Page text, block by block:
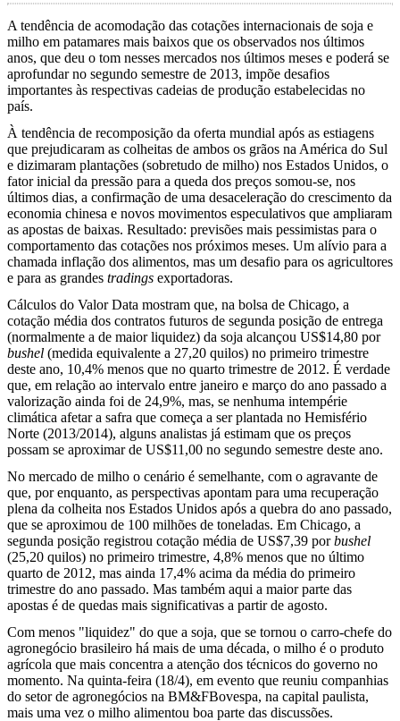
A tendência de acomodação das cotações internacionais de soja e
milho em patamares mais baixos que os observados nos últimos
anos, que deu o tom nesses mercados nos últimos meses e poderá se
aprofundar no segundo semestre de 2013, impõe desafios
importantes às respectivas cadeias de produção estabelecidas no
país.
À tendência de recomposição da oferta mundial após as estiagens
que prejudicaram as colheitas de ambos os grãos na América do Sul
e dizimaram plantações (sobretudo de milho) nos Estados Unidos, o
fator inicial da pressão para a queda dos preços somou-se, nos
últimos dias, a confirmação de uma desaceleração do crescimento da
economia chinesa e novos movimentos especulativos que ampliaram
as apostas de baixas. Resultado: previsões mais pessimistas para o
comportamento das cotações nos próximos meses. Um alívio para a
chamada inflação dos alimentos, mas um desafio para os agricultores
e para as grandes tradings exportadoras.
Cálculos do Valor Data mostram que, na bolsa de Chicago, a
cotação média dos contratos futuros de segunda posição de entrega
(normalmente a de maior liquidez) da soja alcançou US$14,80 por
bushel (medida equivalente a 27,20 quilos) no primeiro trimestre
deste ano, 10,4% menos que no quarto trimestre de 2012. É verdade
que, em relação ao intervalo entre janeiro e março do ano passado a
valorização ainda foi de 24,9%, mas, se nenhuma intempérie
climática afetar a safra que começa a ser plantada no Hemisfério
Norte (2013/2014), alguns analistas já estimam que os preços
possam se aproximar de US$11,00 no segundo semestre deste ano.
No mercado de milho o cenário é semelhante, com o agravante de
que, por enquanto, as perspectivas apontam para uma recuperação
plena da colheita nos Estados Unidos após a quebra do ano passado,
que se aproximou de 100 milhões de toneladas. Em Chicago, a
segunda posição registrou cotação média de US$7,39 porbushel
(25,20 quilos) no primeiro trimestre, 4,8% menos que no último
quarto de 2012, mas ainda 17,4% acima da média do primeiro
trimestre do ano passado. Mas também aqui a maior parte das
apostas é de quedas mais significativas a partir de agosto.
Com menos "liquidez" do que a soja, que se tornou o carro-chefe do
agronegócio brasileiro há mais de uma década, o milho é o produto
agrícola que mais concentra a atenção dos técnicos do governo no
momento. Na quinta-feira (18/4), em evento que reuniu companhias
do setor de agronegócios na BM&FBovespa, na capital paulista,
mais uma vez o milho alimentou boa parte das discussões.